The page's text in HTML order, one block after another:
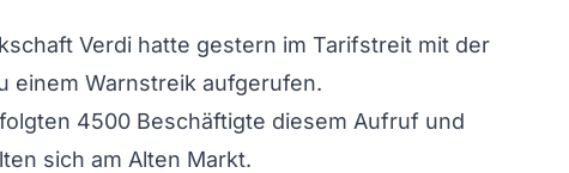
Verdi hatte gestern im Tarifstreit mit der
einem Warnstreik aufgerufen.
4500 Beschäftigte diesem Aufruf und
sich am Alten Markt.